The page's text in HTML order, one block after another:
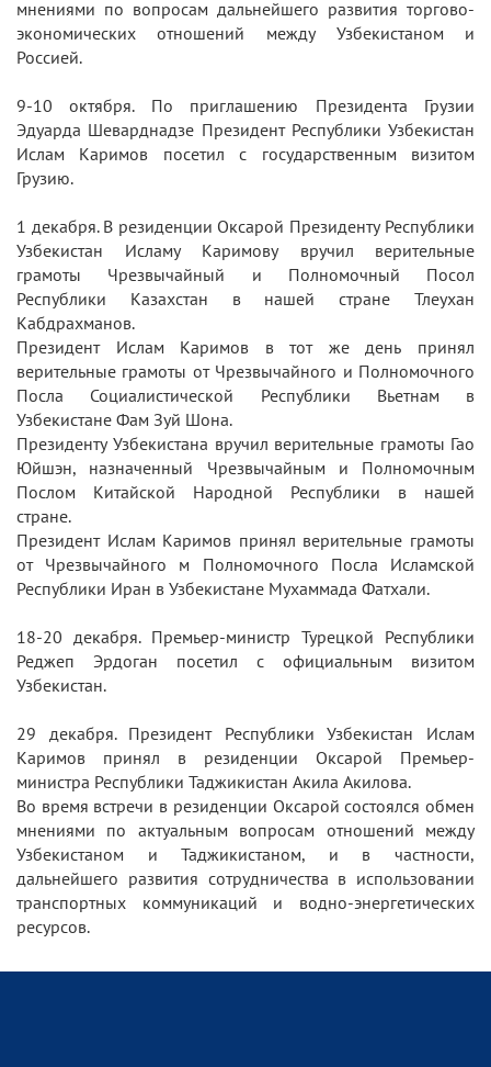
мнениями по вопросам дальнейшего развития торгово-
экономических отношений между Узбекистаном и
Россией.
9-10 октября. По приглашению Президента Грузии
Эдуарда Шеварднадзе Президент Республики Узбекистан
Ислам Каримов посетил с государственным визитом
Грузию.
1 декабря. В резиденции Оксарой Президенту Республики
Узбекистан Исламу Каримову вручил верительные
грамоты Чрезвычайный и Полномочный Посол
Республики Казахстан в нашей стране Тлеухан
Кабдрахманов.
Президент Ислам Каримов в тот же день принял
верительные грамоты от Чрезвычайного и Полномочного
Посла Социалистической Республики Вьетнам в
Узбекистане Фам Зуй Шона.
Президенту Узбекистана вручил верительные грамоты Гао
Юйшэн, назначенный Чрезвычайным и Полномочным
Послом Китайской Народной Республики в нашей
стране.
Президент Ислам Каримов принял верительные грамоты
от Чрезвычайного м Полномочного Посла Исламской
Республики Иран в Узбекистане Мухаммада Фатхали.
18-20 декабря. Премьер-министр Турецкой Республики
Реджеп Эрдоган посетил с официальным визитом
Узбекистан.
29 декабря. Президент Республики Узбекистан Ислам
Каримов принял в резиденции Оксарой Премьер-
министра Республики Таджикистан Акила Акилова.
Во время встречи в резиденции Оксарой состоялся обмен
мнениями по актуальным вопросам отношений между
Узбекистаном и Таджикистаном, и в частности,
дальнейшего развития сотрудничества в использовании
транспортных коммуникаций и водно-энергетических
ресурсов.